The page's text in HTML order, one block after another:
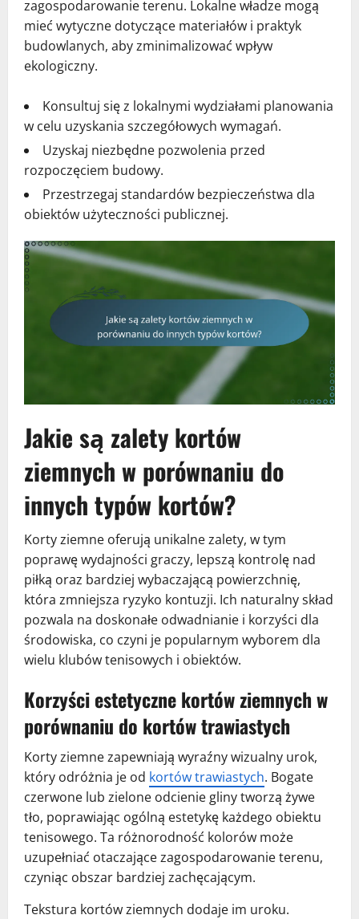
zagospodarowanie terenu. Lokalne władze mogą
mieć wytyczne dotyczące materiałów i praktyk
budowlanych, aby zminimalizować wpływ
ekologiczny.
Konsultuj się z lokalnymi wydziałami planowania
w celu uzyskania szczegółowych wymagań.
Uzyskaj niezbędne pozwolenia przed
rozpoczęciem budowy.
Przestrzegaj standardów bezpieczeństwa dla
obiektów użyteczności publicznej.
Jakie są zalety kortów
ziemnych w porównaniu do
innych typów kortów?
Korty ziemne oferują unikalne zalety, w tym
poprawę wydajności graczy, lepszą kontrolę nad
piłką oraz bardziej wybaczającą powierzchnię,
która zmniejsza ryzyko kontuzji. Ich naturalny skład
pozwala na doskonałe odwadnianie i korzyści dla
środowiska, co czyni je popularnym wyborem dla
wielu klubów tenisowych i obiektów.
Korzyści estetyczne kortów ziemnych w
porównaniu do kortów trawiastych
Korty ziemne zapewniają wyraźny wizualny urok,
który odróżnia je od kortów trawiastych. Bogate
czerwone lub zielone odcienie gliny tworzą żywe
tło, poprawiając ogólną estetykę każdego obiektu
tenisowego. Ta różnorodność kolorów może
uzupełniać otaczające zagospodarowanie terenu,
czyniąc obszar bardziej zachęcającym.
Tekstura kortów ziemnych dodaje im uroku.